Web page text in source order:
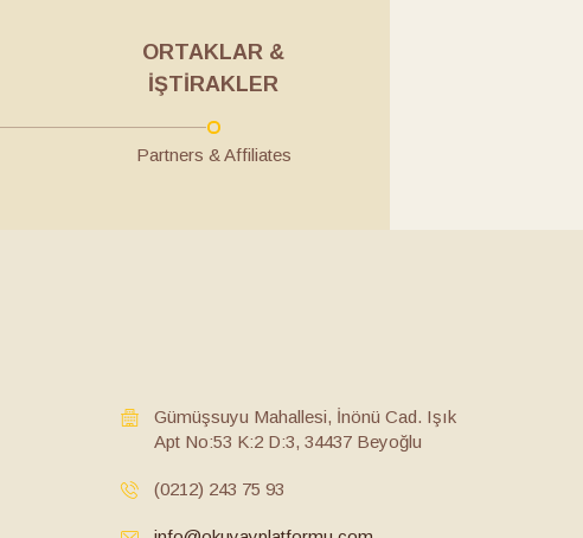
ORTAKLAR &
İŞTIRAKLER
Partners & Affiliates
Gümüşsuyu Mahallesi, İnönü Cad. Işık
Apt No:53 K:2 D:3, 34437 Beyoğlu
(0212) 243 75 93